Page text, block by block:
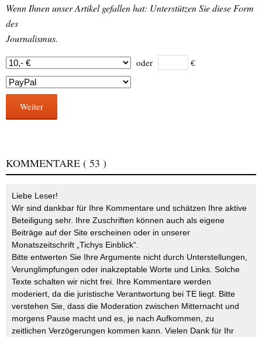
Wenn Ihnen unser Artikel gefallen hat: Unterstützen Sie diese Form
des
Journalismus.
oder €
Weiter
KOMMENTARE ( 53 )
Liebe Leser!
Wir sind dankbar für Ihre Kommentare und schätzen Ihre aktive
Beteiligung sehr. Ihre Zuschriften können auch als eigene
Beiträge auf der Site erscheinen oder in unserer
Monatszeitschrift „Tichys Einblick“.
Bitte entwerten Sie Ihre Argumente nicht durch Unterstellungen,
Verunglimpfungen oder inakzeptable Worte und Links. Solche
Texte schalten wir nicht frei. Ihre Kommentare werden
moderiert, da die juristische Verantwortung bei TE liegt. Bitte
verstehen Sie, dass die Moderation zwischen Mitternacht und
morgens Pause macht und es, je nach Aufkommen, zu
zeitlichen Verzögerungen kommen kann. Vielen Dank für Ihr